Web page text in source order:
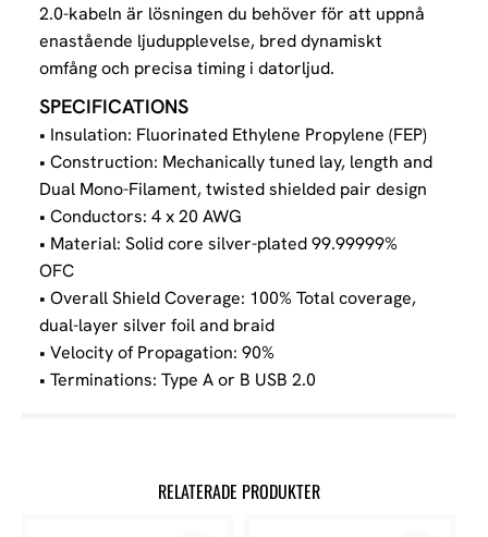
2.0-kabeln är lösningen du behöver för att uppnå
enastående ljudupplevelse, bred dynamiskt
omfång och precisa timing i datorljud.
SPECIFICATIONS
• Insulation: Fluorinated Ethylene Propylene (FEP)
• Construction: Mechanically tuned lay, length and
Dual Mono-Filament, twisted shielded pair design
• Conductors: 4 x 20 AWG
• Material: Solid core silver-plated 99.99999%
OFC
• Overall Shield Coverage: 100% Total coverage,
dual-layer silver foil and braid
• Velocity of Propagation: 90%
• Terminations: Type A or B USB 2.0
RELATERADE PRODUKTER